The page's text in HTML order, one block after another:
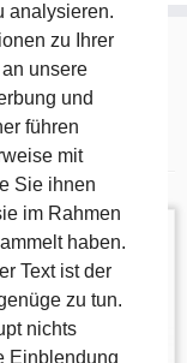
beliebtes
ist der
analysieren.
zu Ihrer
unsere
und
führen
mit
Sie ihnen
im Rahmen
haben.
Text ist der
zu tun.
nichts
Einblendung